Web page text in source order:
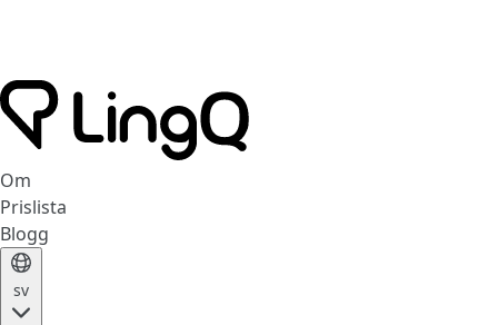
Om
Prislista
Blogg
sv